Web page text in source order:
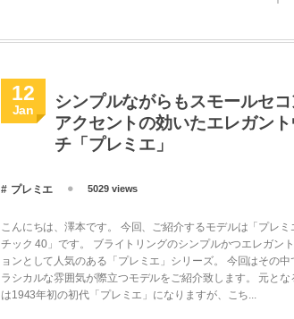
12
Jan
シンプルながらもスモールセ
アクセントの効いたエレガント
チ「プレミエ」
プレミエ 5029 views
こんにちは、澤本です。 今回、ご紹介するモデルは「プレミ
チック 40」です。 ブライトリングのシンプルかつエレガン
ョンとして人気のある「プレミエ」シリーズ。 今回はその中
ラシカルな雰囲気が際立つモデルをご紹介致します。 元とな
は1943年初の初代「プレミエ」になりますが、こち...